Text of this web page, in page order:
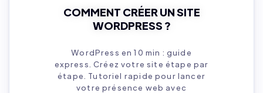
COMMENT CRÉER UN SITE
WORDPRESS ?
WordPress en 10 min : guide
express. Créez votre site étape par
étape. Tutoriel rapide pour lancer
votre présence web avec